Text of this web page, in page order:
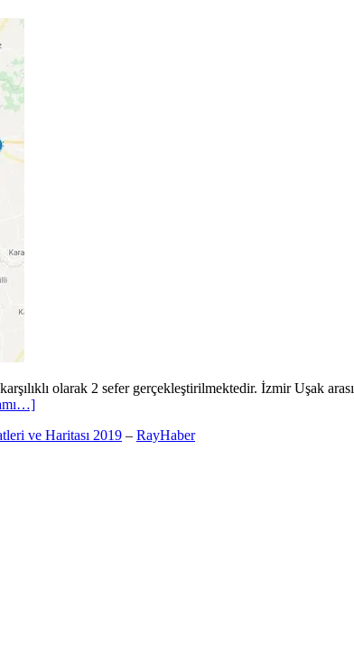
olarak 2 sefer gerçekleştirilmektedir. İzmir Uşak
ve Haritası 2019 – RayHaber